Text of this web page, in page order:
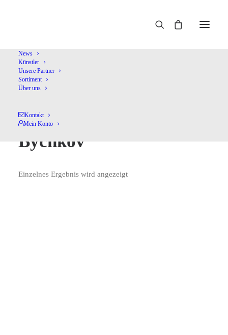
News
Künstler
Unsere Partner
Sortiment
Über uns
Kontakt
Mein Konto
Bychkov
Einzelnes Ergebnis wird angezeigt